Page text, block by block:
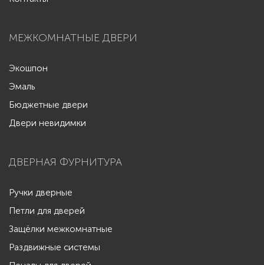
МЕЖКОМНАТНЫЕ ДВЕРИ
Экошпон
Эмаль
Бюджетные двери
Двери невидимки
ДВЕРНАЯ ФУРНИТУРА
Ручки дверные
Петли для дверей
Защёлки межкомнатные
Раздвижные системы